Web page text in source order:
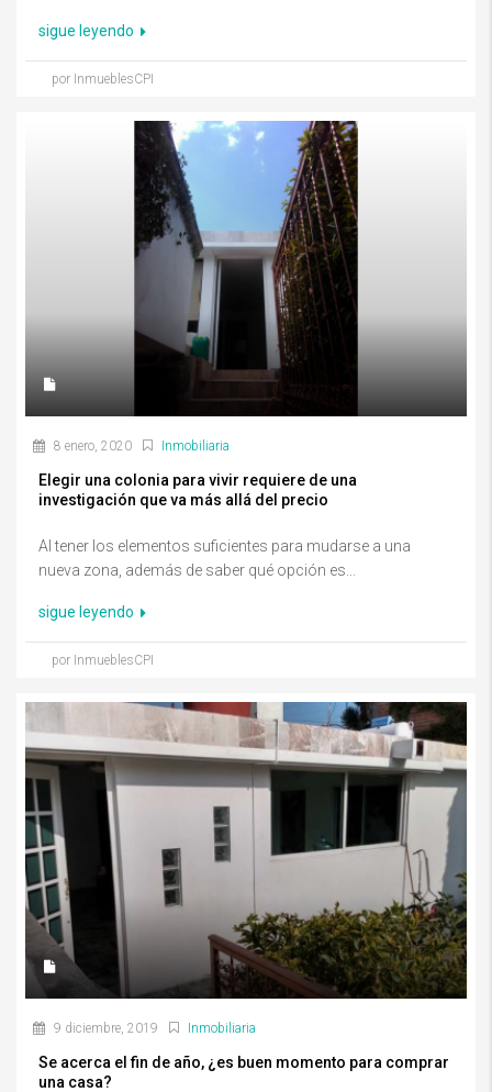
sigue leyendo
por InmueblesCPI
8 enero, 2020 Inmobiliaria
Elegir una colonia para vivir requiere de una
investigación que va más allá del precio
Al tener los elementos suficientes para mudarse a una
nueva zona, además de saber qué opción es...
sigue leyendo
por InmueblesCPI
9 diciembre, 2019 Inmobiliaria
Se acerca el fin de año, ¿es buen momento para comprar
una casa?